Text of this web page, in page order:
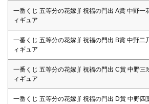
一番くじ 五等分の花嫁∬ 祝福の門出 A賞 中野一
ィギュア
一番くじ 五等分の花嫁∬ 祝福の門出 B賞 中野二
ィギュア
一番くじ 五等分の花嫁∬ 祝福の門出 C賞 中野三
ィギュア
一番くじ 五等分の花嫁∬ 祝福の門出 D賞 中野四